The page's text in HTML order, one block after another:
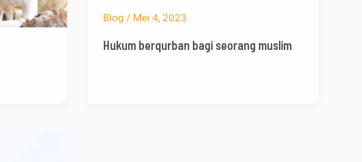
Blog / Mei 4, 2023
Hukum berqurban bagi seorang muslim